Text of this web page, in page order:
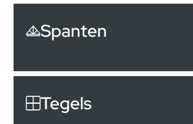
Spanten
Tegels